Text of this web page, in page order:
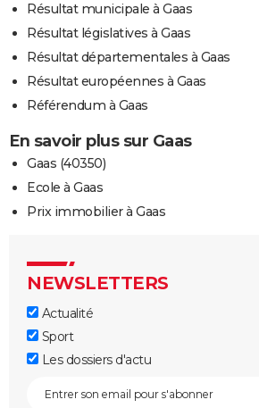
Résultat municipale à Gaas
Résultat législatives à Gaas
Résultat départementales à Gaas
Résultat européennes à Gaas
Référendum à Gaas
En savoir plus sur Gaas
Gaas (40350)
Ecole à Gaas
Prix immobilier à Gaas
NEWSLETTERS
Actualité
Sport
Les dossiers d'actu